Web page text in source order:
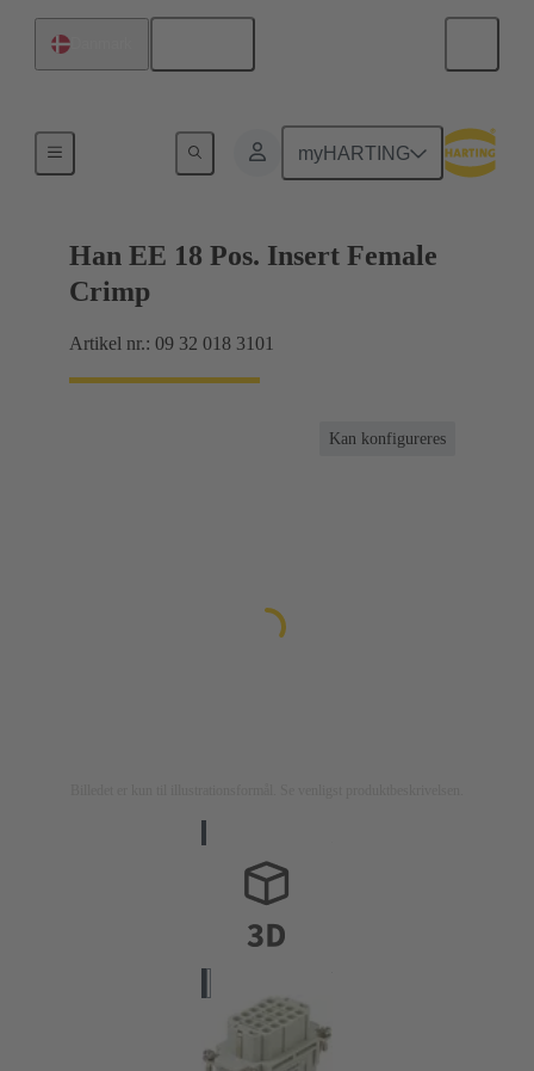
myHARTING
Strømstyrker op til 16 A
Han EE 18 Pos. Insert Female
Crimp
Artikel nr.: 09 32 018 3101
Kan konfigureres